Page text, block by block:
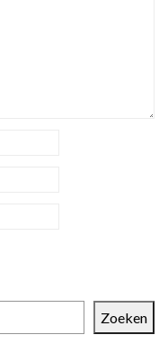
Zoeken